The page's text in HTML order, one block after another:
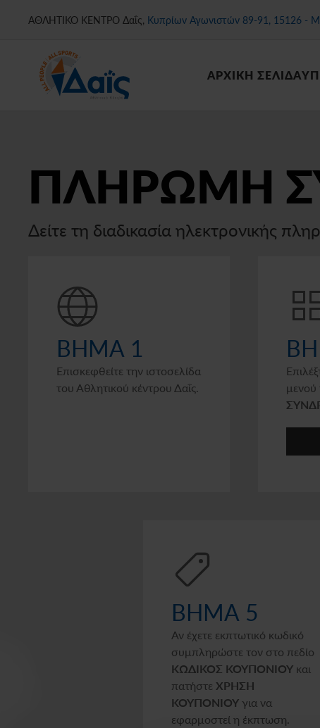
main
content
ΑΘΛΗΤΙΚΟ ΚΕΝΤΡΟ Δαΐς, Κυπρίων Αγωνιστών 89-91, 15126 -
ΑΡΧΙΚΗ ΣΕΛΙΔΑ
ΠΛΗΡΩΜΗ
Δείτε τη διαδικασία ηλεκτρονικής
ΒΗΜΑ 1
Επισκεφθείτε την ιστοσελίδα
του Αθλητικού κέντρου Δαΐς.
μενού
ΒΗΜΑ 5
Αν έχετε εκπτωτικό κωδικό
συμπληρώστε τον στο πεδίο
ΚΩΔΙΚΟΣ ΚΟΥΠΟΝΙΟΥ και
πατήστε ΧΡΗΣΗ
ΚΟΥΠΟΝΙΟΥ για να
εφαρμοστεί η έκπτωση.